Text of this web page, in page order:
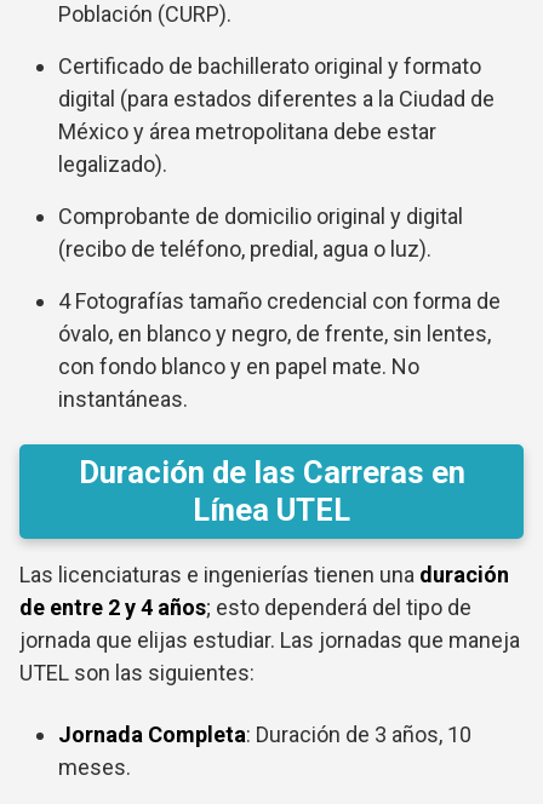
Población (CURP).
Certificado de bachillerato original y formato
digital (para estados diferentes a la Ciudad de
México y área metropolitana debe estar
legalizado).
Comprobante de domicilio original y digital
(recibo de teléfono, predial, agua o luz).
4 Fotografías tamaño credencial con forma de
óvalo, en blanco y negro, de frente, sin lentes,
con fondo blanco y en papel mate. No
instantáneas.
Duración de las Carreras en
Línea UTEL
Las licenciaturas e ingenierías tienen una duración
de entre 2 y 4 años; esto dependerá del tipo de
jornada que elijas estudiar. Las jornadas que maneja
UTEL son las siguientes:
Jornada Completa: Duración de 3 años, 10
meses.